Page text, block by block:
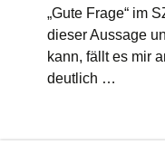
„Gute Frage“ im
dieser Aussage
kann, fällt es mir
deutlich …